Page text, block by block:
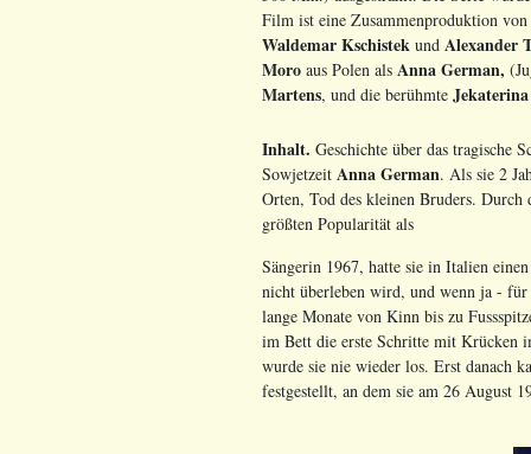
Film ist eine Zusammenproduktion
Waldemar Kschistek und Alexander
Moro aus Polen als Anna German,
Martens, und die berühmte
Inhalt. Geschichte über das tragische
Sowjetzeit Anna German. Als sie 2
Orten, Tod des kleinen Bruders.
größten Popularität als
Sängerin 1967, hatte sie in Italien
nicht überleben wird, und wenn ja -
lange Monate von Kinn bis zu
im Bett die erste Schritte mit Krücken
wurde sie nie wieder los. Erst danach
festgestellt, an dem sie am 26 August